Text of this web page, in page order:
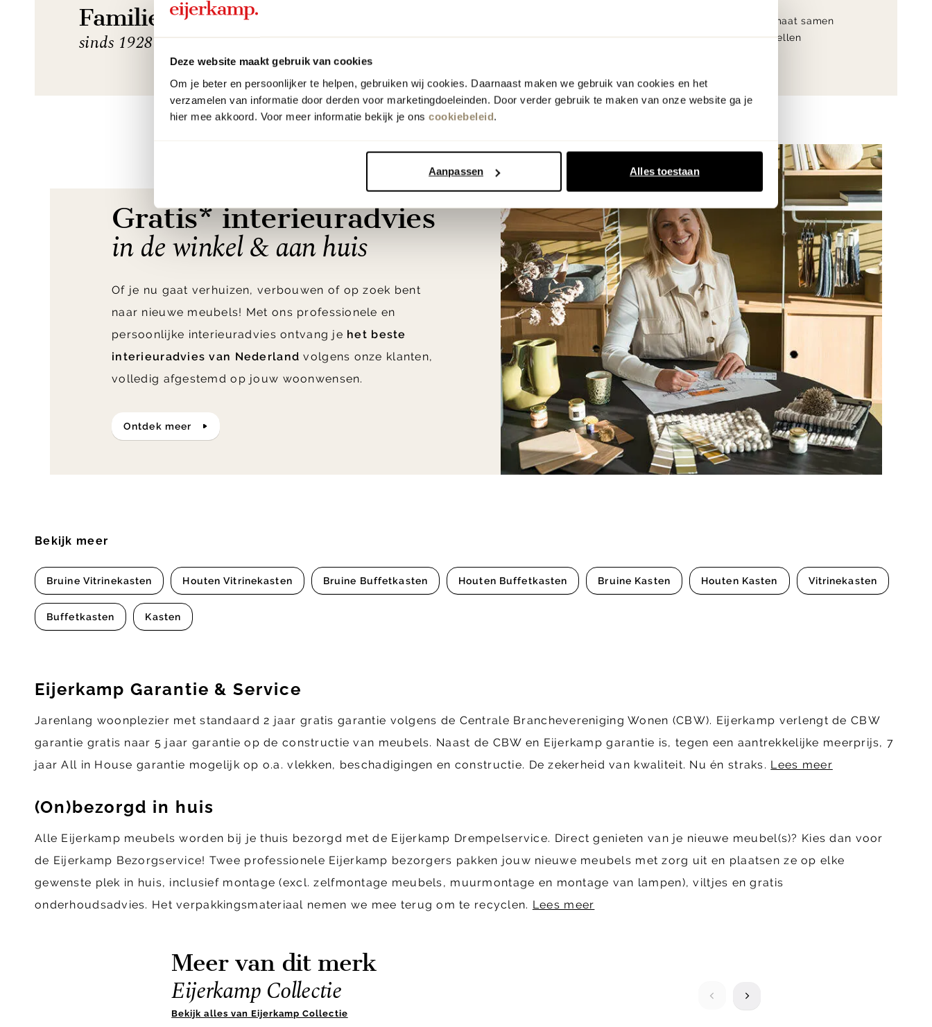
Deze website maakt gebruik van cookies
Om je beter en persoonlijker te helpen, gebruiken wij cookies. Daarnaast maken we gebruik van cookies en het
verzamelen van informatie door derden voor marketingdoeleinden. Door verder gebruik te maken van onze website ga je
hier mee akkoord. Voor meer informatie bekijk je ons cookiebeleid.
Aanpassen Alles toestaan
Familiebedrijf
sinds 1928
Op maat samen
te stellen
Gratis* interieuradvies
in de winkel & aan huis
Of je nu gaat verhuizen, verbouwen of op zoek bent
naar nieuwe meubels! Met ons professionele en
persoonlijke interieuradvies ontvang je het beste
interieuradvies van Nederland volgens onze klanten,
volledig afgestemd op jouw woonwensen.
ontdek meer
Bekijk meer
Bruine Vitrinekasten Houten Vitrinekasten Bruine Buffetkasten Houten Buffetkasten Bruine Kasten Houten Kasten Vitrinekasten
Buffetkasten Kasten
Eijerkamp Garantie & Service
Jarenlang woonplezier met standaard 2 jaar gratis garantie volgens de Centrale Branchevereniging Wonen (CBW). Eijerkamp verlengt de CBW
garantie gratis naar 5 jaar garantie op de constructie van meubels. Naast de CBW en Eijerkamp garantie is, tegen een aantrekkelijke meerprijs, 7
jaar All in House garantie mogelijk op o.a. vlekken, beschadigingen en constructie. De zekerheid van kwaliteit. Nu én straks. Lees meer
(On)bezorgd in huis
Alle Eijerkamp meubels worden bij je thuis bezorgd met de Eijerkamp Drempelservice. Direct genieten van je nieuwe meubel(s)? Kies dan voor
de Eijerkamp Bezorgservice! Twee professionele Eijerkamp bezorgers pakken jouw nieuwe meubels met zorg uit en plaatsen ze op elke
gewenste plek in huis, inclusief montage (excl. zelfmontage meubels, muurmontage en montage van lampen), viltjes en gratis
onderhoudsadvies. Het verpakkingsmateriaal nemen we mee terug om te recyclen. Lees meer
Meer van dit merk
Eijerkamp Collectie
Bekijk alles van Eijerkamp Collectie